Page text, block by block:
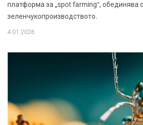
платформа за „spot farming“, обединява
зеленчукопроизводството.
4.01.2026